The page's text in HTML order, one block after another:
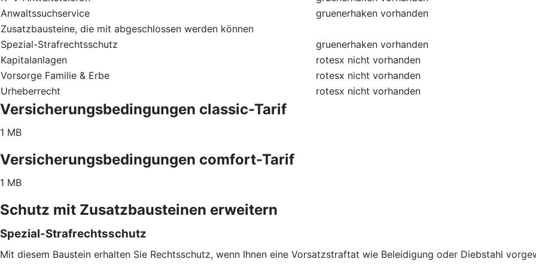
Anwaltssuchservice
gruenerhaken vorhanden
Zusatzbausteine, die mit abgeschlossen werden können
Spezial-Strafrechtsschutz
gruenerhaken vorhanden
Kapitalanlagen
rotesx nicht vorhanden
Vorsorge Familie & Erbe
rotesx nicht vorhanden
Urheberrecht
rotesx nicht vorhanden
Versicherungsbedingungen classic-Tarif
1 MB
Versicherungsbedingungen comfort-Tarif
1 MB
Schutz mit Zusatzbausteinen erweitern
Spezial-Strafrechtsschutz
Mit diesem Baustein erhalten Sie Rechtsschutz, wenn Ihnen eine Vorsatzstraftat wie Beleidigung oder Diebstahl